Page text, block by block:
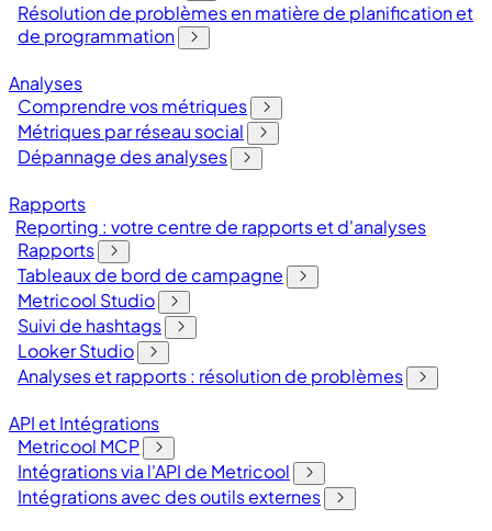
Résolution de problèmes en matière de planification et
de programmation
Analyses
Comprendre vos métriques
Métriques par réseau social
Dépannage des analyses
Rapports
Reporting : votre centre de rapports et d'analyses
Rapports
Tableaux de bord de campagne
Metricool Studio
Suivi de hashtags
Looker Studio
Analyses et rapports : résolution de problèmes
API et Intégrations
Metricool MCP
Intégrations via l'API de Metricool
Intégrations avec des outils externes